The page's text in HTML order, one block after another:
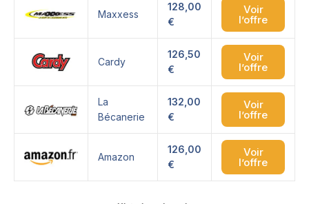
Maxxess
128,00
€
Voir
l’offre
Cardy
126,50
€
Voir
l’offre
La
Bécanerie
132,00
€
Voir
l’offre
Amazon
126,00
€
Voir
l’offre